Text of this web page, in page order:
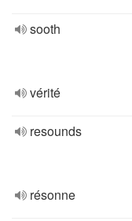
sooth
vérité
resounds
résonne